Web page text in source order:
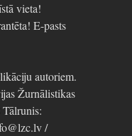
vieta!
E-pasts
autoriem.
Žurnālistikas
/